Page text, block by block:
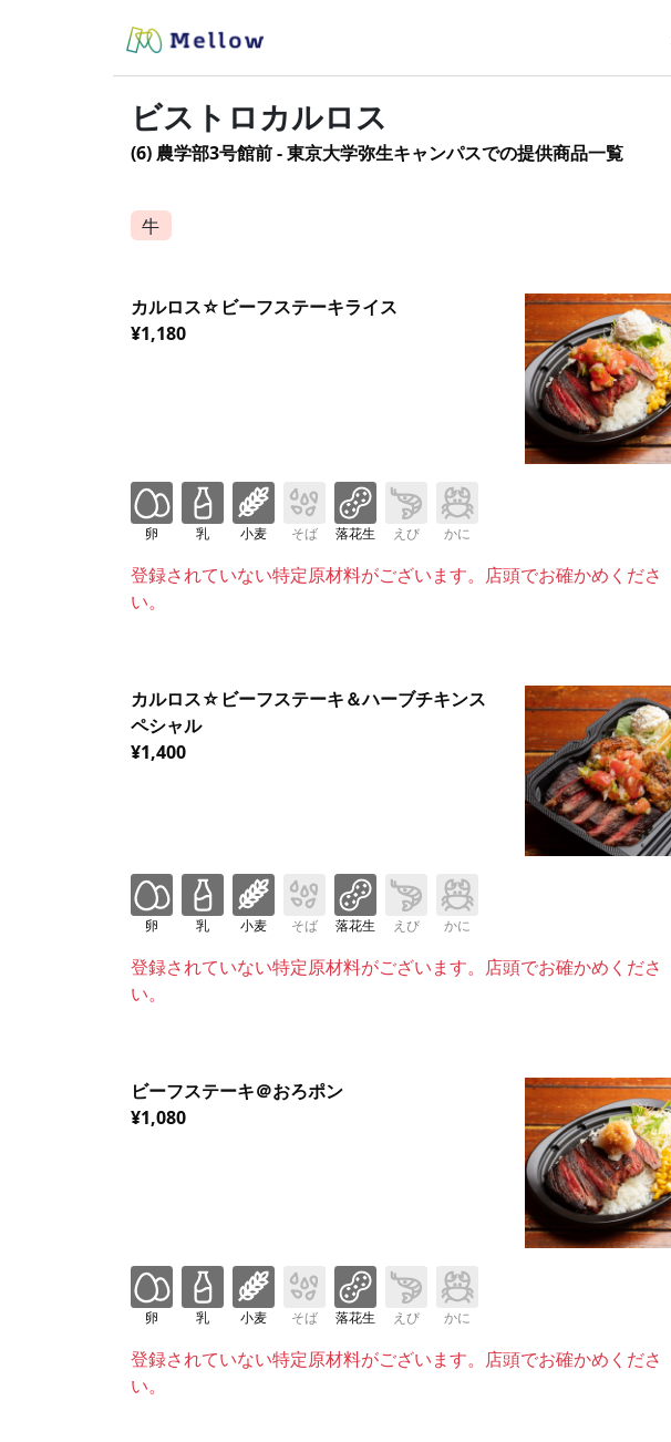
ビストロカルロス
(6) 農学部3号館前 - 東京大学弥生キャンパスでの提供商品一覧
牛
カルロス☆ビーフステーキライス
¥1,180
卵 乳 小麦 そば 落花生 えび かに
登録されていない特定原材料がございます。店頭でお確かめくださ
い。
カルロス☆ビーフステーキ＆ハーブチキンス
ペシャル
¥1,400
卵 乳 小麦 そば 落花生 えび かに
登録されていない特定原材料がございます。店頭でお確かめくださ
い。
ビーフステーキ＠おろポン
¥1,080
卵 乳 小麦 そば 落花生 えび かに
登録されていない特定原材料がございます。店頭でお確かめくださ
い。